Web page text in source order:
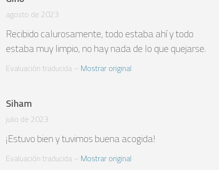
agosto de 2023
Recibido calurosamente, todo estaba ahí y todo
estaba muy limpio, no hay nada de lo que quejarse.
Evaluación traducida – Mostrar original
Siham
julio de 2023
¡Estuvo bien y tuvimos buena acogida!
Evaluación traducida – Mostrar original